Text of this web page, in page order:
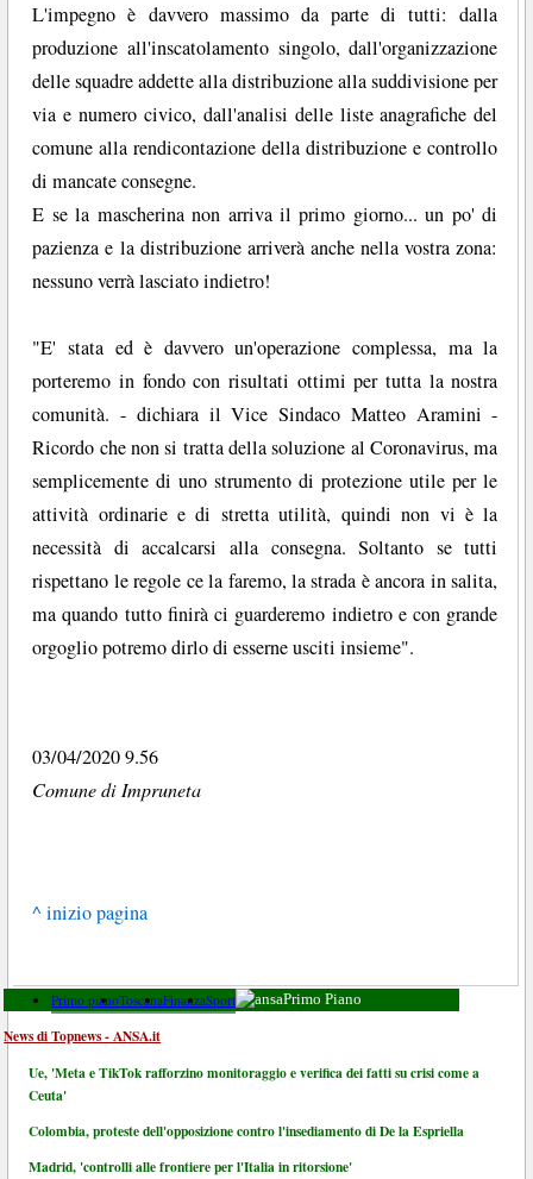
L'impegno è davvero massimo da parte di tutti: dalla
produzione all'inscatolamento singolo, dall'organizzazione
delle squadre addette alla distribuzione alla suddivisione per
via e numero civico, dall'analisi delle liste anagrafiche del
comune alla rendicontazione della distribuzione e controllo
di mancate consegne.
E se la mascherina non arriva il primo giorno... un po' di
pazienza e la distribuzione arriverà anche nella vostra zona:
nessuno verrà lasciato indietro!
"E' stata ed è davvero un'operazione complessa, ma la
porteremo in fondo con risultati ottimi per tutta la nostra
comunità. - dichiara il Vice Sindaco Matteo Aramini -
Ricordo che non si tratta della soluzione al Coronavirus, ma
semplicemente di uno strumento di protezione utile per le
attività ordinarie e di stretta utilità, quindi non vi è la
necessità di accalcarsi alla consegna. Soltanto se tutti
rispettano le regole ce la faremo, la strada è ancora in salita,
ma quando tutto finirà ci guarderemo indietro e con grande
orgoglio potremo dirlo di esserne usciti insieme".
03/04/2020 9.56
Comune di Impruneta
^ inizio pagina
Primo pianoToscanaFinanzaSport Primo Piano
News di Topnews - ANSA.it
Ue, 'Meta e TikTok rafforzino monitoraggio e verifica dei fatti su crisi come a
Ceuta'
Colombia, proteste dell'opposizione contro l'insediamento di De la Espriella
Madrid, 'controlli alle frontiere per l'Italia in ritorsione'